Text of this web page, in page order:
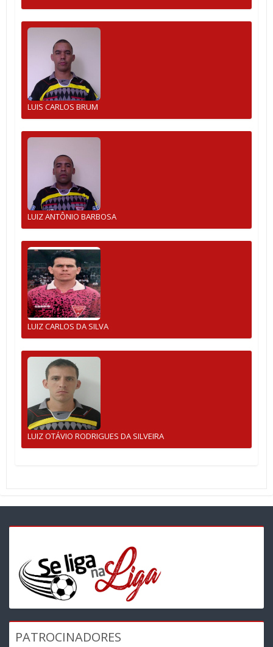
LUIS CARLOS BRUM
LUIZ ANTÔNIO BARBOSA
LUIZ CARLOS DA SILVA
LUIZ OTÁVIO RODRIGUES DA SILVEIRA
PATROCINADORES